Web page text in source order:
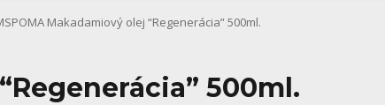
Makadamiový olej “Regenerácia” 500ml.
500ml.